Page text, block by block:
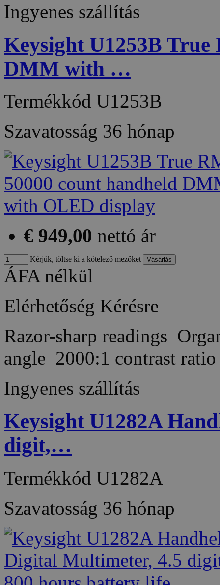
Ingyenes szállítás
Keysight U1253B True
DMM with …
Termékkód U1253B
Szavatosság 36 hónap
€ 949,00 nettó ár
Kérjük, töltse ki a kötelező mezőket
ÁFA nélkül
Elérhetőség Kérésre
Razor-sharp readings
angle 2000:1 contrast
Ingyenes szállítás
Keysight U1282A
digit,…
Termékkód U1282A
Szavatosság 36 hónap